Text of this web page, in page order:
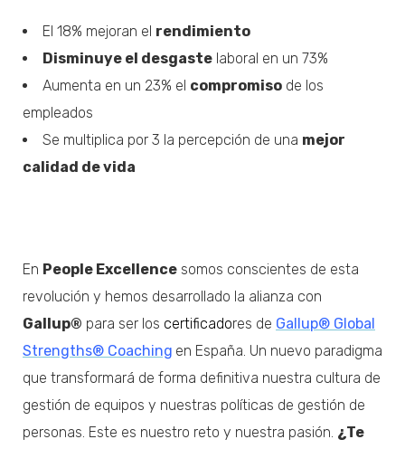
El 18% mejoran el rendimiento
Disminuye el desgaste laboral en un 73%
Aumenta en un 23% el compromiso de los
empleados
Se multiplica por 3 la percepción de una mejor
calidad de vida
En People Excellence somos conscientes de esta
revolución y hemos desarrollado la alianza con
Gallup® para ser los certificadores de Gallup® Global
Strengths® Coaching en España. Un nuevo paradigma
que transformará de forma definitiva nuestra cultura de
gestión de equipos y nuestras políticas de gestión de
personas. Este es nuestro reto y nuestra pasión. ¿Te